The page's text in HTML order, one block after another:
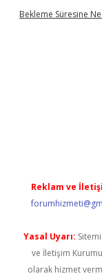
Bekleme Süresine
Reklam ve
Yasal Uyarı:
ve İletişim
olarak hizmet